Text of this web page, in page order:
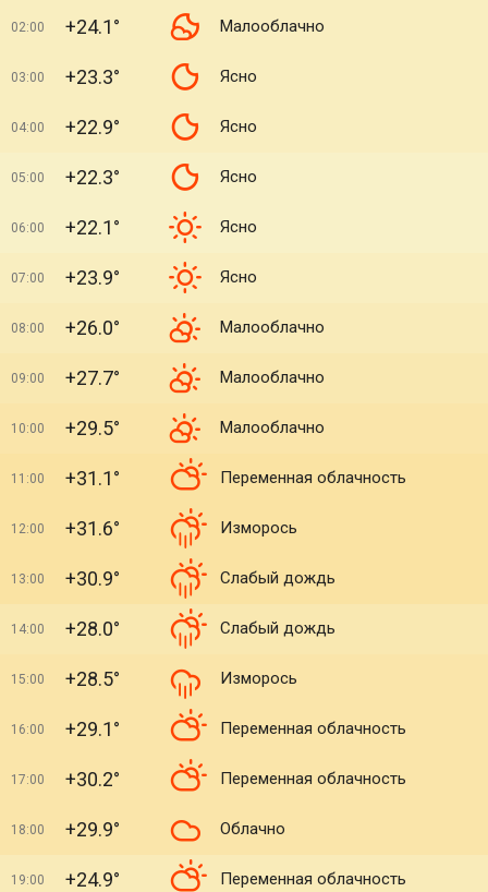
02:00 +24.1° Малооблачно
03:00 +23.3° Ясно
04:00 +22.9° Ясно
05:00 +22.3° Ясно
06:00 +22.1° Ясно
07:00 +23.9° Ясно
08:00 +26.0° Малооблачно
09:00 +27.7° Малооблачно
10:00 +29.5° Малооблачно
11:00 +31.1° Переменная облачность
12:00 +31.6° Изморось
13:00 +30.9° Слабый дождь
14:00 +28.0° Слабый дождь
15:00 +28.5° Изморось
16:00 +29.1° Переменная облачность
17:00 +30.2° Переменная облачность
18:00 +29.9° Облачно
19:00 +24.9° Переменная облачность